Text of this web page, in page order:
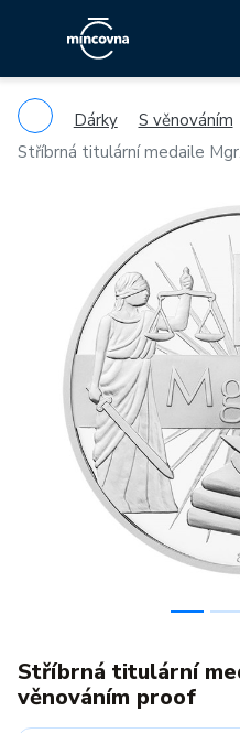
Dárky
S věnováním
Stříbrná titulární medaile
Previous
Stříbrná titulární
věnováním proof